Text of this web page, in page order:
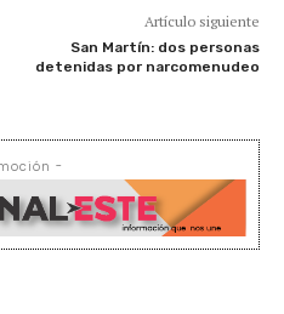
Artículo siguiente
San Martín: dos personas
detenidas por narcomenudeo
-